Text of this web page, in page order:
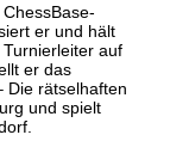
er und hält
auf
er das
Die rätselhaften
und spielt